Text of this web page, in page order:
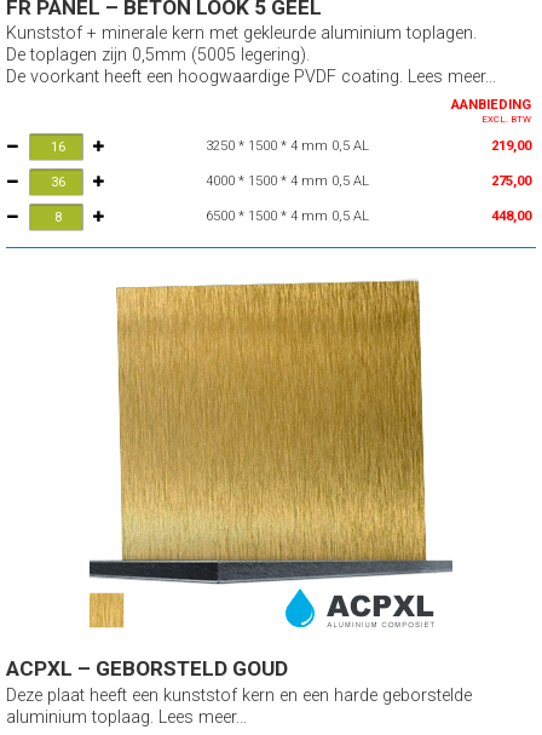
FR PANEL – BETON LOOK 5 GEEL
Kunststof + minerale kern met gekleurde aluminium toplagen.
De toplagen zijn 0,5mm (5005 legering).
De voorkant heeft een hoogwaardige PVDF coating. Lees meer...
AANBIEDING
EXCL. BTW
3250 * 1500 * 4 mm 0,5 AL 219,00
4000 * 1500 * 4 mm 0,5 AL 275,00
6500 * 1500 * 4 mm 0,5 AL 448,00
ACPXL – GEBORSTELD GOUD
Deze plaat heeft een kunststof kern en een harde geborstelde
aluminium toplaag. Lees meer...